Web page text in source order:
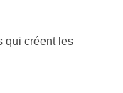
qui créent les